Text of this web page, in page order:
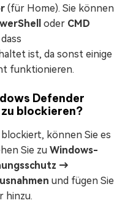
(für Home). Sie können
oder CMD
ist, da sonst einige
funktionieren.
Defender
blockieren?
können Sie es
Sie zu Windows-
→
und fügen Sie
hinzu.